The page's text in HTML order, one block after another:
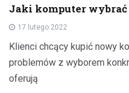
Jaki komputer wybrać
17 lutego 2022
Klienci chcący kupić nowy
problemów z wyborem
oferują